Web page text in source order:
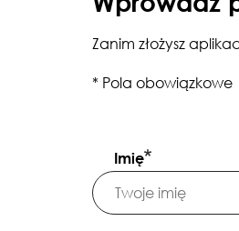
Zanim złożysz
* Pola obowiązkowe
Imię